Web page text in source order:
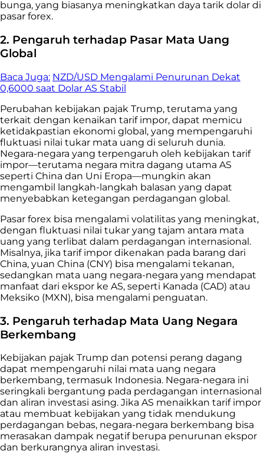
bunga, yang biasanya meningkatkan daya tarik dolar di
pasar forex.
2. Pengaruh terhadap Pasar Mata Uang
Global
Baca Juga: NZD/USD Mengalami Penurunan Dekat
0,6000 saat Dolar AS Stabil
Perubahan kebijakan pajak Trump, terutama yang
terkait dengan kenaikan tarif impor, dapat memicu
ketidakpastian ekonomi global, yang mempengaruhi
fluktuasi nilai tukar mata uang di seluruh dunia.
Negara-negara yang terpengaruh oleh kebijakan tarif
impor—terutama negara mitra dagang utama AS
seperti China dan Uni Eropa—mungkin akan
mengambil langkah-langkah balasan yang dapat
menyebabkan ketegangan perdagangan global.
Pasar forex bisa mengalami volatilitas yang meningkat,
dengan fluktuasi nilai tukar yang tajam antara mata
uang yang terlibat dalam perdagangan internasional.
Misalnya, jika tarif impor dikenakan pada barang dari
China, yuan China (CNY) bisa mengalami tekanan,
sedangkan mata uang negara-negara yang mendapat
manfaat dari ekspor ke AS, seperti Kanada (CAD) atau
Meksiko (MXN), bisa mengalami penguatan.
3. Pengaruh terhadap Mata Uang Negara
Berkembang
Kebijakan pajak Trump dan potensi perang dagang
dapat mempengaruhi nilai mata uang negara
berkembang, termasuk Indonesia. Negara-negara ini
seringkali bergantung pada perdagangan internasional
dan aliran investasi asing. Jika AS menaikkan tarif impor
atau membuat kebijakan yang tidak mendukung
perdagangan bebas, negara-negara berkembang bisa
merasakan dampak negatif berupa penurunan ekspor
dan berkurangnya aliran investasi.